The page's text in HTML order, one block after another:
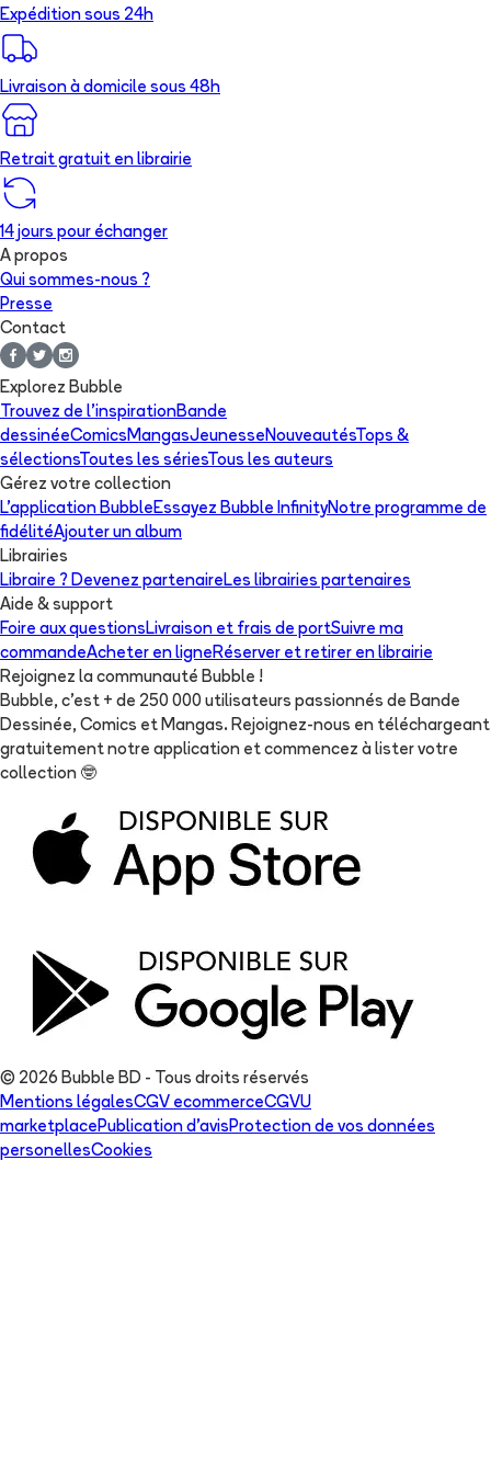
Expédition sous 24h
Livraison à domicile sous 48h
Retrait gratuit en librairie
14 jours pour échanger
A propos
Qui sommes-nous ?
Presse
Contact
Explorez Bubble
Trouvez de l'inspirationBande
dessinéeComicsMangasJeunesseNouveautésTops &
sélectionsToutes les sériesTous les auteurs
Gérez votre collection
L'application BubbleEssayez Bubble InfinityNotre programme de
fidélitéAjouter un album
Librairies
Libraire ? Devenez partenaireLes librairies partenaires
Aide & support
Foire aux questionsLivraison et frais de portSuivre ma
commandeAcheter en ligneRéserver et retirer en librairie
Rejoignez la communauté Bubble !
Bubble, c'est + de 250 000 utilisateurs passionnés de Bande
Dessinée, Comics et Mangas. Rejoignez-nous en téléchargeant
gratuitement notre application et commencez à lister votre
collection 🤓
© 2026 Bubble BD - Tous droits réservés
Mentions légalesCGV ecommerceCGVU
marketplacePublication d'avisProtection de vos données
personellesCookies